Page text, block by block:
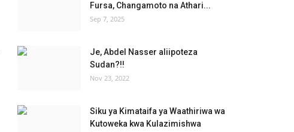
Fursa, Changamoto na Athari...
Sep 7, 2025
Je, Abdel Nasser aliipoteza
Sudan?!!
Nov 23, 2022
Siku ya Kimataifa ya Waathiriwa wa
Kutoweka kwa Kulazimishwa